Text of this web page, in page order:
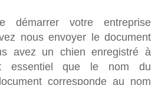
votre entreprise
nous envoyer le document
avez un chien enregistré à
essentiel que le nom du
corresponde au nom